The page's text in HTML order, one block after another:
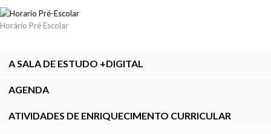
Horário Pré Escolar
A SALA DE ESTUDO +DIGITAL
AGENDA
ATIVIDADES DE ENRIQUECIMENTO CURRICULAR